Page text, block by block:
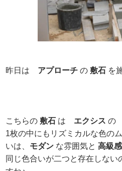
昨日は アプローチの 敷石 を
こちらの 敷石 は エクシス
1枚の中にもリズミカルな色の
いは、 モダン な雰囲気と高級感
同じ色合いが二つと存在しない